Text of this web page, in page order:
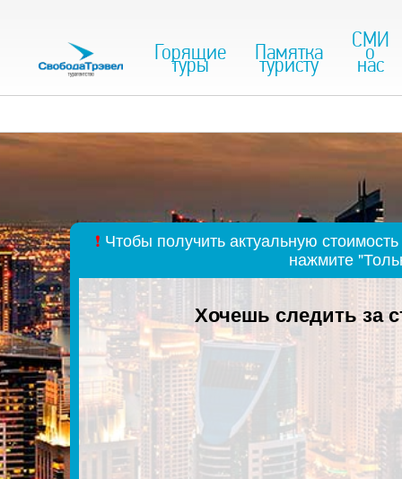
Горящие
туры Памятка
туристу
СМИ
о
нас
❗ Чтобы получить актуальную
нажмите
Хочешь следить за